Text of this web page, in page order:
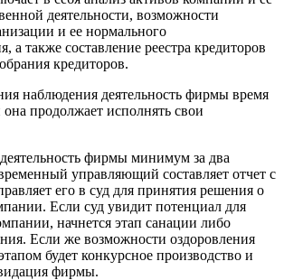
деятельности, возможности
и ее нормального
а также составление реестра кредиторов
кредиторов.
наблюдения деятельность фирмы время
продолжает исполнять свои
фирмы минимум за два
управляющий составляет отчет с
его в суд для принятия решения о
Если суд увидит потенциал для
начнется этап санации либо
Если же возможности оздоровления
будет конкурсное производство и
фирмы.